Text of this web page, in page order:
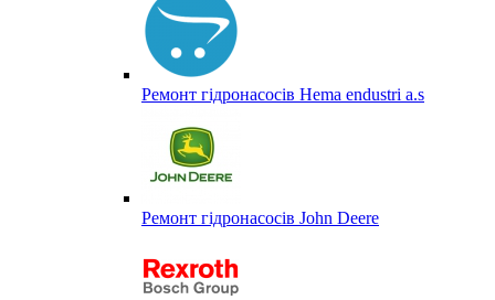
Ремонт гідронасосів Hema endustri a.s
Ремонт гідронасосів John Deere